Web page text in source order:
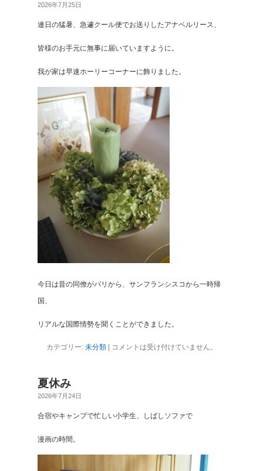
2026年7月25日
連日の猛暑、急遽クール便でお送りしたアナベルリース、
皆様のお手元に無事に届いていますように。
我が家は早速ホーリーコーナーに飾りました。
今日は昔の同僚がパリから、サンフランシスコから一時帰
国、
リアルな国際情勢を聞くことができました。
カテゴリー: 未分類| コメントは受け付けていません。
夏休み
2026年7月24日
合宿やキャンプで忙しい小学生、しばしソファで
漫画の時間。